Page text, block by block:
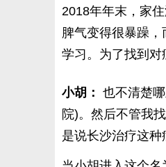
2018年年末，家
脾气变得很暴躁
学习。为了找到对
小胡： 也不清楚
院)。然后不管我
是说长沙治疗这种